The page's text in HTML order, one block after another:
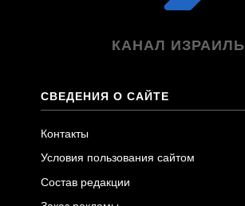
КАНАЛ ИЗРАИЛЬ
СВЕДЕНИЯ О САЙТЕ
Контакты
Условия пользования сайтом
Состав редакции